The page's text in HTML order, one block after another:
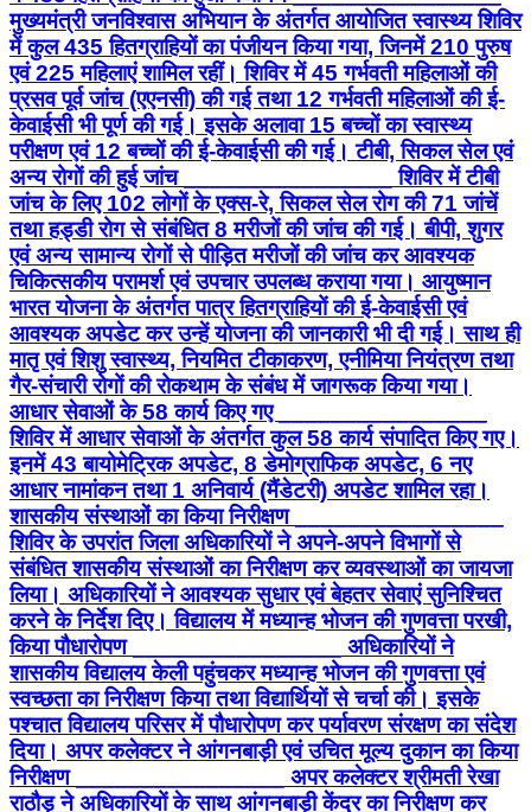
मुख्यमंत्री जनविश्वास अभियान के अंतर्गत आयोजित स्वास्थ्य शिविर
में कुल 435 हितग्राहियों का पंजीयन किया गया, जिनमें 210 पुरुष
एवं 225 महिलाएं शामिल रहीं। शिविर में 45 गर्भवती महिलाओं की
प्रसव पूर्व जांच (एएनसी) की गई तथा 12 गर्भवती महिलाओं की ई-
केवाईसी भी पूर्ण की गई। इसके अलावा 15 बच्चों का स्वास्थ्य
परीक्षण एवं 12 बच्चों की ई-केवाईसी की गई। टीबी, सिकल सेल एवं
अन्य रोगों की हुई जांच ________________ शिविर में टीबी
जांच के लिए 102 लोगों के एक्स-रे, सिकल सेल रोग की 71 जांचें
तथा हड्डी रोग से संबंधित 8 मरीजों की जांच की गई। बीपी, शुगर
एवं अन्य सामान्य रोगों से पीड़ित मरीजों की जांच कर आवश्यक
चिकित्सकीय परामर्श एवं उपचार उपलब्ध कराया गया। आयुष्मान
भारत योजना के अंतर्गत पात्र हितग्राहियों की ई-केवाईसी एवं
आवश्यक अपडेट कर उन्हें योजना की जानकारी भी दी गई। साथ ही
मातृ एवं शिशु स्वास्थ्य, नियमित टीकाकरण, एनीमिया नियंत्रण तथा
गैर-संचारी रोगों की रोकथाम के संबंध में जागरूक किया गया।
आधार सेवाओं के 58 कार्य किए गए ________________
शिविर में आधार सेवाओं के अंतर्गत कुल 58 कार्य संपादित किए गए।
इनमें 43 बायोमेट्रिक अपडेट, 8 डेमोग्राफिक अपडेट, 6 नए
आधार नामांकन तथा 1 अनिवार्य (मैंडेटरी) अपडेट शामिल रहा।
शासकीय संस्थाओं का किया निरीक्षण ________________
शिविर के उपरांत जिला अधिकारियों ने अपने-अपने विभागों से
संबंधित शासकीय संस्थाओं का निरीक्षण कर व्यवस्थाओं का जायजा
लिया। अधिकारियों ने आवश्यक सुधार एवं बेहतर सेवाएं सुनिश्चित
करने के निर्देश दिए। विद्यालय में मध्यान्ह भोजन की गुणवत्ता परखी,
किया पौधारोपण ________________ अधिकारियों ने
शासकीय विद्यालय केली पहुंचकर मध्यान्ह भोजन की गुणवत्ता एवं
स्वच्छता का निरीक्षण किया तथा विद्यार्थियों से चर्चा की। इसके
पश्चात विद्यालय परिसर में पौधारोपण कर पर्यावरण संरक्षण का संदेश
दिया। अपर कलेक्टर ने आंगनबाड़ी एवं उचित मूल्य दुकान का किया
निरीक्षण ________________ अपर कलेक्टर श्रीमती रेखा
राठौड़ ने अधिकारियों के साथ आंगनबाड़ी केंद्र का निरीक्षण कर